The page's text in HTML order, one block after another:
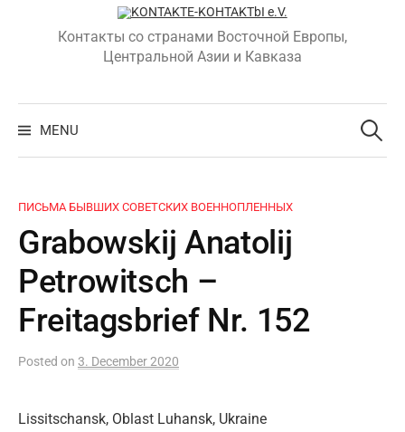
Контакты со странами Восточной Европы,
Центральной Азии и Кавказа
MENU
Search
for:
ПИСЬМА БЫВШИХ СОВЕТСКИХ ВОЕННОПЛЕННЫХ
Grabowskij Anatolij
Petrowitsch –
Freitagsbrief Nr. 152
Posted on 3. December 2020
Lissitschansk, Oblast Luhansk, Ukraine